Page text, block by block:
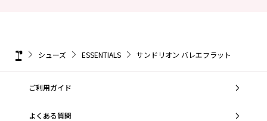
シューズ ESSENTIALS サンドリオン バレエフラット
ご利用ガイド
よくある質問